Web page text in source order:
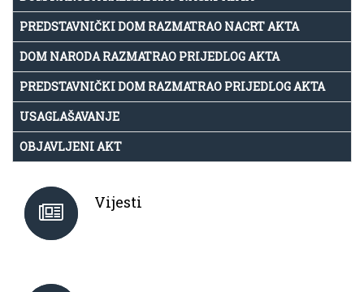
PREDSTAVNIČKI DOM RAZMATRAO NACRT AKTA
DOM NARODA RAZMATRAO PRIJEDLOG AKTA
PREDSTAVNIČKI DOM RAZMATRAO PRIJEDLOG AKTA
USAGLAŠAVANJE
OBJAVLJENI AKT
Vijesti